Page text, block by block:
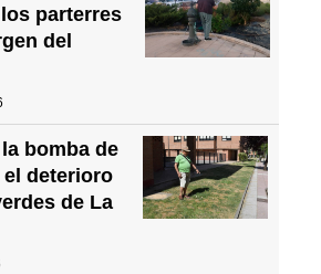
parterres
del
bomba de
deterioro
de La